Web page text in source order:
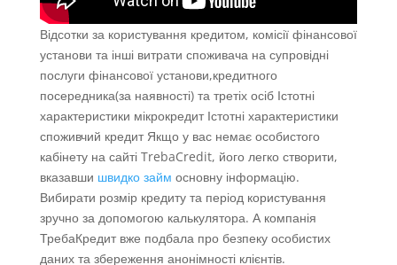
Відсотки за користування кредитом, комісії фінансової
установи та інші витрати споживача на супровідні
послуги фінансової установи,кредитного
посередника(за наявності) та третіх осіб Істотні
характеристики мікрокредит Істотні характеристики
споживчий кредит Якщо у вас немає особистого
кабінету на сайті TrebaCredit, його легко створити,
вказавши швидко займ основну інформацію.
Вибирати розмір кредиту та період користування
зручно за допомогою калькулятора. А компанія
ТребаКредит вже подбала про безпеку особистих
даних та збереження анонімності клієнтів.